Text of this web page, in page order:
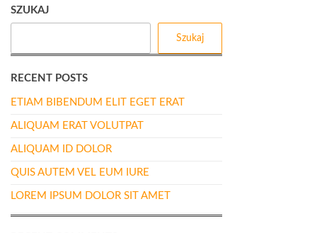
SZUKAJ
Szukaj
RECENT POSTS
ETIAM BIBENDUM ELIT EGET ERAT
ALIQUAM ERAT VOLUTPAT
ALIQUAM ID DOLOR
QUIS AUTEM VEL EUM IURE
LOREM IPSUM DOLOR SIT AMET